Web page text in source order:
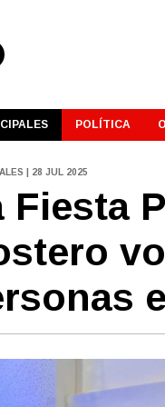
POLÍTICA
| 28 JUL 2025
Fiesta